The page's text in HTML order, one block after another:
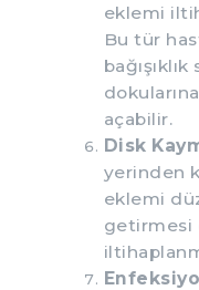
eklemi
Bu tür
açabilir.
Disk
yerinden
eklemi
getirmesi